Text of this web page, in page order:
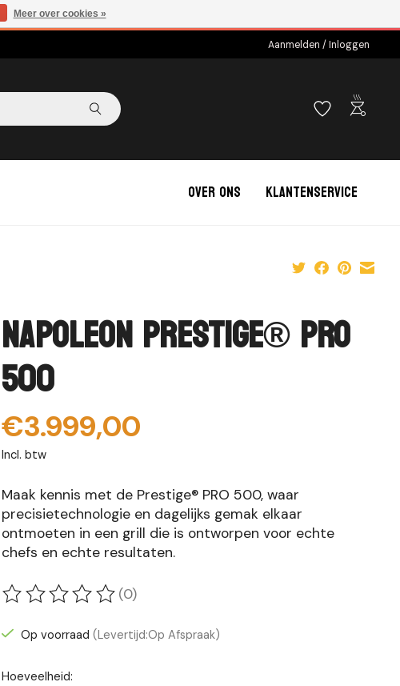
Aanmelden / Inloggen
outdoor_grill
Over ons Klantenservice
Napoleon Prestige® PRO
500
€3.999,00
Incl. btw
Maak kennis met de Prestige® PRO 500, waar
precisietechnologie en dagelijks gemak elkaar
ontmoeten in een grill die is ontworpen voor echte
chefs en echte resultaten.
De beoordeling van dit product is
(0)
Op voorraad (Levertijd:Op Afspraak)
Hoeveelheid:
Meer over cookies »